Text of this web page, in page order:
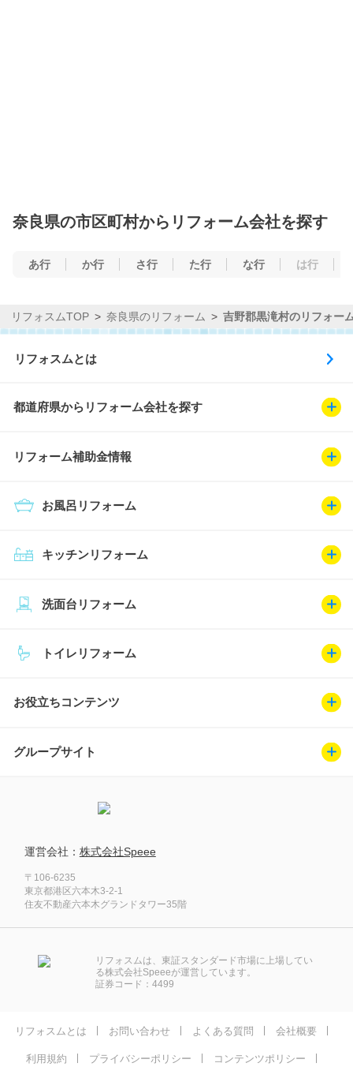
奈良県の市区町村からリフォーム会社を探す
あ行 か行 さ行 た行 な行 は行
リフォスムTOP 奈良県のリフォーム 吉野郡黒滝村のリフォー
リフォスムとは
都道府県からリフォーム会社を探す
リフォーム補助金情報
キッチンリフォーム
お風呂リフォーム
トイレリフォーム
洗面台リフォーム
お役立ちコンテンツ
グループサイト
運営会社： 株式会社Speee
〒106-6235
東京都港区六本木3-2-1
住友不動産六本木グランドタワー35階
リフォスムは、東証スタンダード市場に上場してい
る株式会社Speeeが運営しています。
証券コード：4499
リフォスムとは お問い合わせ よくある質問 会社概要
利用規約 プライバシーポリシー コンテンツポリシー